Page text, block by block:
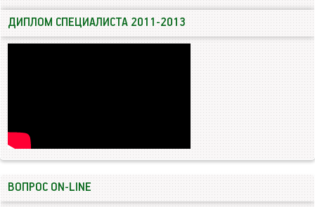
ДИПЛОМ СПЕЦИАЛИСТА 2011-2013
ВОПРОС ON-LINE